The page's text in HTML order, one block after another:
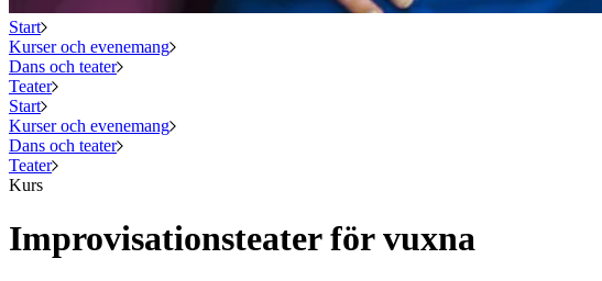
Start
Kurser och evenemang
Dans och teater
Teater
Start
Kurser och evenemang
Dans och teater
Teater
Kurs
Improvisationsteater för vuxna